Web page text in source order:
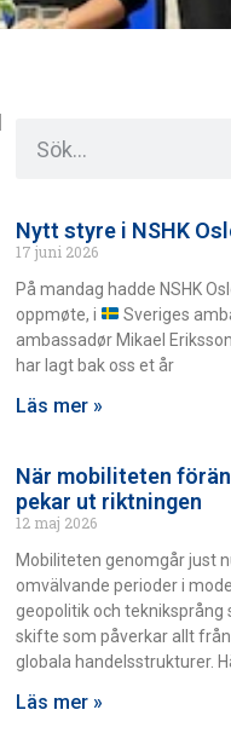
Nytt styre i NSHK
17 juni 2026
På mandag hadde NSHK
oppmøte, i
Sveriges
ambassadør Mikael
har lagt bak oss et år
Läs mer »
När mobiliteten
pekar ut riktningen
12 maj 2026
Mobiliteten genomgår just
omvälvande perioder i
geopolitik och
skifte som påverkar allt från
globala handelsstrukturer.
Läs mer »